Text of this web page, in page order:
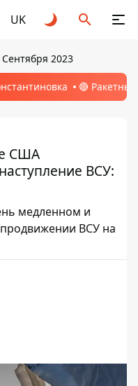
UK
2023
🔴
США
ВСУ:
медленном и
ВСУ на